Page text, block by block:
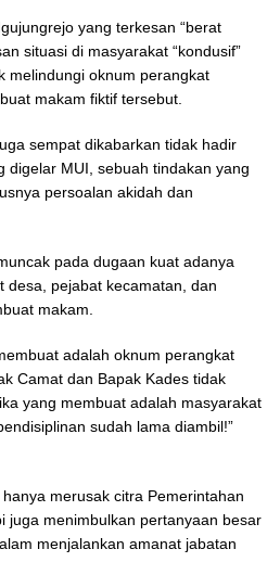
yang terkesan “berat
situasi di masyarakat “kondusif”
melindungi oknum perangkat
makam fiktif tersebut.
sempat dikabarkan tidak hadir
digelar MUI, sebuah tindakan yang
persoalan akidah dan
pada dugaan kuat adanya
desa, pejabat kecamatan, dan
makam.
adalah oknum perangkat
Camat dan Bapak Kades tidak
yang membuat adalah masyarakat
sudah lama diambil!”
merusak citra Pemerintahan
juga menimbulkan pertanyaan besar
menjalankan amanat jabatan